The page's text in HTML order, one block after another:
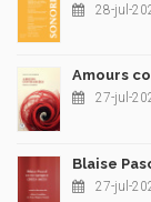
28-jul-
Amours
27-jul-
Blaise
27-jul-